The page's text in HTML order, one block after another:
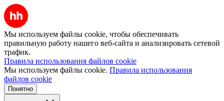
Мы используем файлы cookie, чтобы обеспечивать
правильную работу нашего веб-сайта и анализировать сетевой
трафик.
Правила использования файлов cookie
Мы используем файлы cookie. Правила использования
файлов cookie
Понятно